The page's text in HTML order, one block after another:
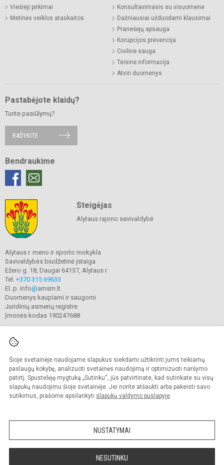
Šioje svetainėje naudojame slapukus siekdami užtikrinti jums teikiamų
paslaugų kokybę, analizuoti svetainės naudojimą ir optimizuoti naršymo
patirtį. Spustelėję mygtuką „Sutinku“, jūs patvirtinate, kad sutinkate su visų
slapukų naudojimu šioje svetainėje. Jei norite atšaukti arba pakeisti savo
sutikimus, prašome apsilankyti slapukų valdymo puslapyje.
NUSTATYMAI
NESUTINKU
Viešieji pirkimai
Metinės veiklos ataskaitos
Konsultavimasis su visuomene
Dažniausiai užduodami klausimai
Pranešėjų apsauga
Korupcijos prevencija
Civilinė sauga
Teisinė informacija
Atviri duomenys
Pastabėjote klaidų?
Turite pasiūlymų?
RAŠYKITE
Bendraukime
Steigėjas
Alytaus rajono savivaldybė
Alytaus r. meno ir sporto mokykla
Savivaldybės biudžetinė įstaiga
Ežero g. 18, Daugai 64137, Alytaus r.
Tel. +370 315 69633
El. p. info@amsm.lt
Duomenys kaupiami ir saugomi
Juridinių asmenų registre
Įmonės kodas 190247688
© 2020. Alytaus r. meno ir sporto mokykla. Visos teisės saugomos.
Kopijuoti turinį be raštiško mokyklos sutikimo griežtai draudžiama.
Prieinamumo paraiška Slapukų valdymas
Sumanus būdas atnaujinti